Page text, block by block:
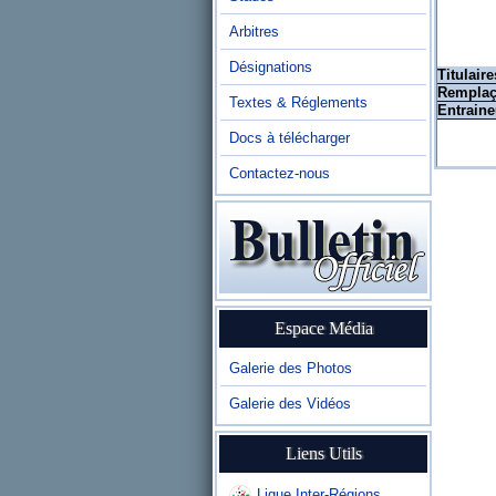
Arbitres
Désignations
Textes & Réglements
Docs à télécharger
Contactez-nous
Espace Média
Galerie des Photos
Galerie des Vidéos
Liens Utils